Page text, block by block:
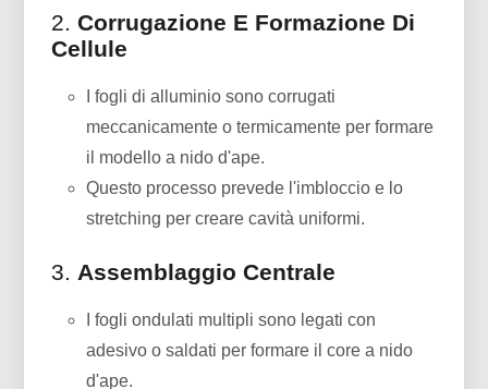
2.Corrugazione E Formazione Di
Cellule
I fogli di alluminio sono corrugati
meccanicamente o termicamente per formare
il modello a nido d'ape.
Questo processo prevede l'imbloccio e lo
stretching per creare cavità uniformi.
3. Assemblaggio Centrale
I fogli ondulati multipli sono legati con
adesivo o saldati per formare il core a nido
d'ape.